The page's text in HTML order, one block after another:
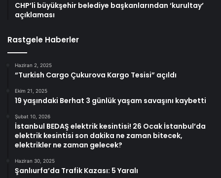
CHP’li büyükşehir belediye başkanlarından ‘kurultay’
açıklaması
Rastgele Haberler
Haziran 2, 2025
“Turkish Cargo Çukurova Kargo Tesisi” açıldı
Ekim 21, 2025
19 yaşındaki Berhat 3 günlük yaşam savaşını kaybetti
Şubat 10, 2026
İstanbul BEDAŞ elektrik kesintisi! 26 Ocak İstanbul’da
elektrik kesintisi son dakika ne zaman bitecek,
elektrikler ne zaman gelecek?
Haziran 30, 2025
Şanlıurfa’da Trafik Kazası: 5 Yaralı